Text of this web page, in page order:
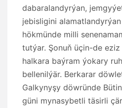
dabaralandyrýan,
jebisligini
hökmünde milli
tutýar. Şonuň üçin-de
halkara baýram ýokary
bellenilýär. Berkarar
Galkynyşy döwründe
güni mynasybetli täsirli